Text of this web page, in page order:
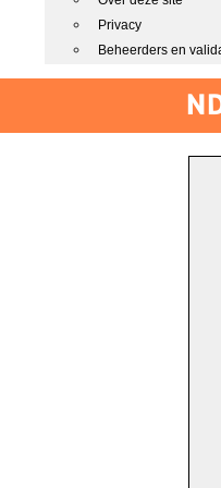
Privacy
Beheerders en